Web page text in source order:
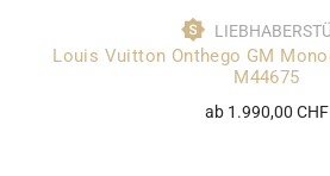
Louis Vuitton Onthego GM
M44675
ab 1.990,00 CHF